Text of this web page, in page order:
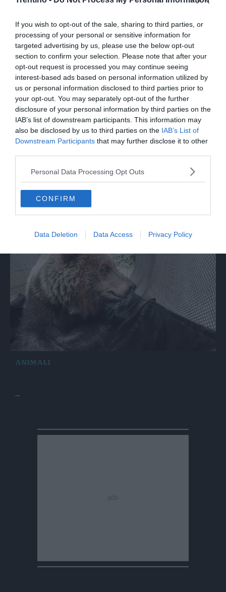
If you wish to opt-out of the sale, sharing to third parties, or
processing of your personal or sensitive information for
targeted advertising by us, please use the below opt-out
section to confirm your selection. Please note that after your
opt-out request is processed you may continue seeing
interest-based ads based on personal information utilized by
us or personal information disclosed to third parties prior to
your opt-out. You may separately opt-out of the further
disclosure of your personal information by third parties on the
IAB’s list of downstream participants. This information may
also be disclosed by us to third parties on the IAB’s List of
Downstream Participants that may further disclose it to other
Personal Data Processing Opt Outs
CONFIRM
Data Deletion Data Access Privacy Policy
FAUNA SELVATICA
Orsi, il Tar boccia la Provincia di Trento: no
all’abbattimento automatico
ANIMALI